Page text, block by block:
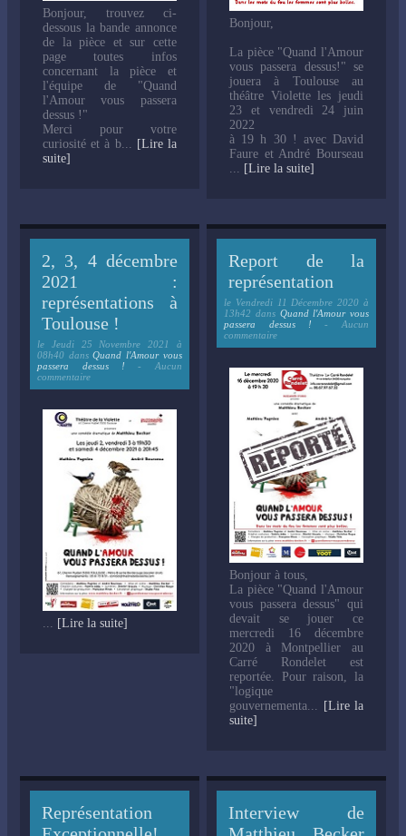
Bonjour, trouvez ci-
dessous la bande annonce
de la pièce et sur cette
page toutes infos
concernant la pièce et
l'équipe de "Quand
l'Amour vous passera
dessus !"
Merci pour votre
curiosité et à b... [Lire la
suite]
Bonjour,
La pièce "Quand l'Amour
vous passera dessus!" se
jouera à Toulouse au
théâtre Violette les jeudi
23 et vendredi 24 juin
2022
à 19 h 30 ! avec David
Faure et André Bourseau
[Lire la suite]
2, 3, 4 décembre
2021 :
représentations à
Toulouse !
le Jeudi 25 Novembre 2021 à
08h40 dansQuand l'Amour vous
passera dessus ! - Aucun
commentaire
[Lire la suite]
Report de la
représentation
le Vendredi 11 Décembre 2020 à
13h42 dans Quand l'Amour vous
passera dessus ! - Aucun
commentaire
Bonjour à tous,
La pièce "Quand l'Amour
vous passera dessus" qui
devait se jouer ce
mercredi 16 décembre
2020 à Montpellier au
Carré Rondelet est
reportée. Pour raison, la
"logique
gouvernementa... [Lire la
suite]
Représentation
Interview de